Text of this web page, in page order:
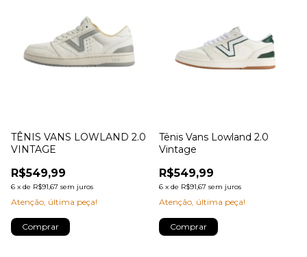
TÊNIS VANS LOWLAND 2.0
VINTAGE
R$549,99
6 x de R$91,67 sem juros
Atenção, última peça!
Comprar
Tênis Vans Lowland 2.0
Vintage
R$549,99
6 x de R$91,67 sem juros
Atenção, última peça!
Comprar